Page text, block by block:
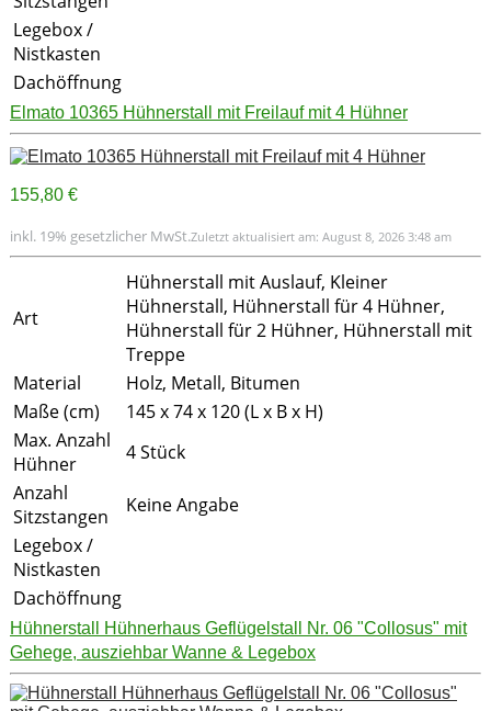
Legebox /
Nistkasten
Dachöffnung
Elmato 10365 Hühnerstall mit Freilauf mit 4 Hühner
155,80 €
inkl. 19% gesetzlicher MwSt.Zuletzt aktualisiert am: August 8, 2026 3:48 am
Art
Hühnerstall mit Auslauf, Kleiner
Hühnerstall, Hühnerstall für 4 Hühner,
Hühnerstall für 2 Hühner, Hühnerstall mit
Treppe
Material
Holz, Metall, Bitumen
Maße (cm)
145 x 74 x 120 (L x B x H)
Max. Anzahl
Hühner
4 Stück
Anzahl
Sitzstangen
Keine Angabe
Legebox /
Nistkasten
Dachöffnung
Hühnerstall Hühnerhaus Geflügelstall Nr. 06 "Collosus" mit
Gehege, ausziehbar Wanne & Legebox